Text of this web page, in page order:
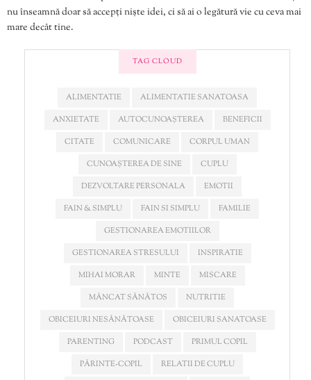
nu înseamnă doar să accepți niște idei, ci să ai o legătură vie cu ceva mai
mare decât tine.
TAG CLOUD
ALIMENTATIE
ALIMENTATIE SANATOASA
ANXIETATE
AUTOCUNOAȘTEREA
BENEFICII
CITATE
COMUNICARE
CORPUL UMAN
CUNOAȘTEREA DE SINE
CUPLU
DEZVOLTARE PERSONALA
EMOTII
FAIN & SIMPLU
FAIN SI SIMPLU
FAMILIE
GESTIONAREA EMOTIILOR
GESTIONAREA STRESULUI
INSPIRATIE
MIHAI MORAR
MINTE
MISCARE
MÂNCAT SĂNĂTOS
NUTRITIE
OBICEIURI NESĂNĂTOASE
OBICEIURI SANATOASE
PARENTING
PODCAST
PRIMUL COPIL
PĂRINTE-COPIL
RELATII DE CUPLU